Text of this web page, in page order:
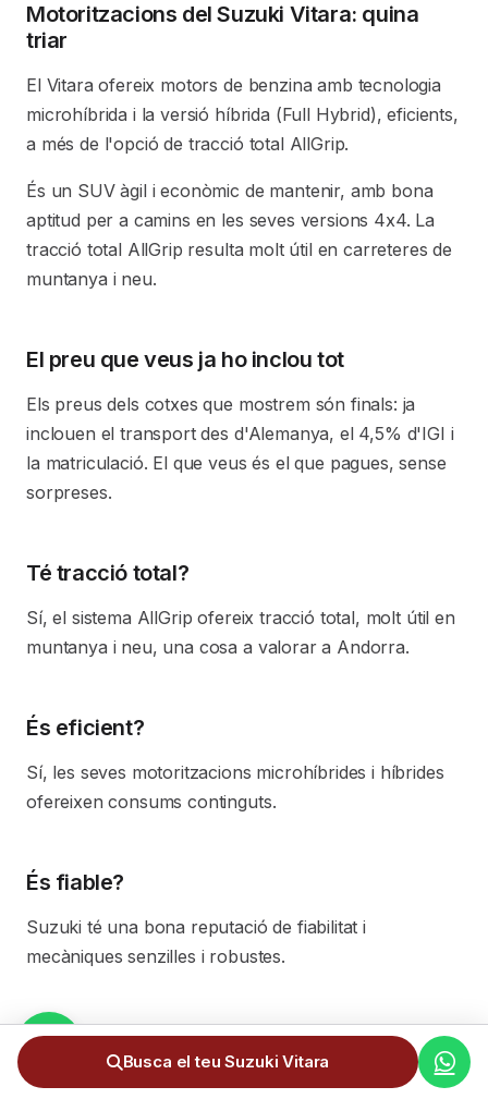
Motoritzacions del Suzuki Vitara: quina
triar
El Vitara ofereix motors de benzina amb tecnologia
microhíbrida i la versió híbrida (Full Hybrid), eficients,
a més de l'opció de tracció total AllGrip.
És un SUV àgil i econòmic de mantenir, amb bona
aptitud per a camins en les seves versions 4x4. La
tracció total AllGrip resulta molt útil en carreteres de
muntanya i neu.
El preu que veus ja ho inclou tot
Els preus dels cotxes que mostrem són finals: ja
inclouen el transport des d'Alemanya, el 4,5% d'IGI i
la matriculació. El que veus és el que pagues, sense
sorpreses.
Té tracció total?
Sí, el sistema AllGrip ofereix tracció total, molt útil en
muntanya i neu, una cosa a valorar a Andorra.
És eficient?
Sí, les seves motoritzacions microhíbrides i híbrides
ofereixen consums continguts.
És fiable?
Suzuki té una bona reputació de fiabilitat i
mecàniques senzilles i robustes.
El preu inclou totes les despeses?
Sí: transport, 4,5% d'IGI i matriculació ja inclosos.
Busca el teu Suzuki Vitara